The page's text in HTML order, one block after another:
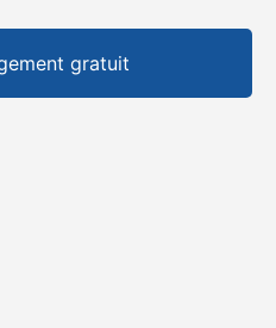
gratuit